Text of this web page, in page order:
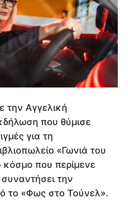
την Αγγελική
που θύμισε
για τη
«Γωνιά του
κόσμο που περίμενε
την
το «Φως στο Τούνελ».